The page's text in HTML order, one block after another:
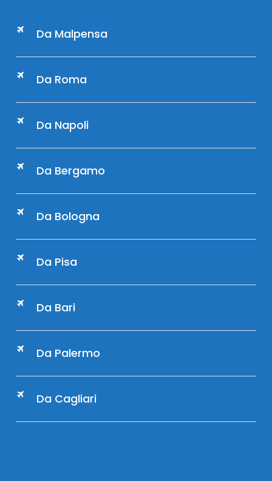
Da Malpensa
Da Roma
Da Napoli
Da Bergamo
Da Bologna
Da Pisa
Da Bari
Da Palermo
Da Cagliari